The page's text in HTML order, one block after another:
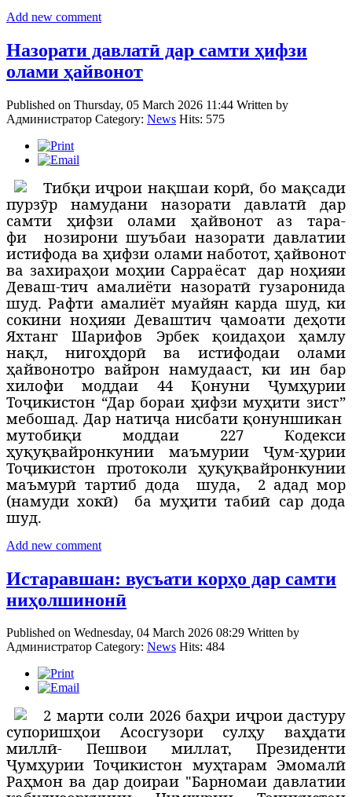
Add new comment
Назорати давлатӣ дар самти ҳифзи
олами ҳайвонот
Published on Thursday, 05 March 2026 11:44 Written by
Администратор Category: News Hits: 575
Тибқи иҷрои нақшаи корӣ, бо мақсади
пурзӯр намудани назорати давлатӣ дар
самти ҳифзи олами ҳайвонот аз тара-
фи нозирони шуъбаи назорати давлатии
истифода ва ҳифзи олами наботот, ҳайвонот
ва захираҳои моҳии Сарраёсат дар ноҳияи
Деваш-тич амалиёти назоратӣ гузаронида
шуд. Рафти амалиёт муайян карда шуд, ки
сокини ноҳияи Деваштич ҷамоати деҳоти
Яхтанг Шарифов Эрбек қоидаҳои ҳамлу
нақл, нигоҳдорӣ ва истифодаи олами
ҳайвонотро вайрон намудааст, ки ин бар
хилофи моддаи 44 Қонуни Ҷумҳурии
Тоҷикистон “Дар бораи ҳифзи муҳити зист”
мебошад. Дар натиҷа нисбати қонуншикан
мутобиқи моддаи 227 Кодекси
ҳуқуқвайронкунии маъмурии Ҷум-ҳурии
Тоҷикистон протоколи ҳуқуқвайронкунии
маъмурӣ тартиб дода
шуда,
2 адад мор
(намуди хокӣ)
ба муҳити табиӣ сар дода
шуд.
Add new comment
Истаравшан: вусъати корҳо дар самти
ниҳолшинонӣ
Published on Wednesday, 04 March 2026 08:29 Written by
Администратор Category: News Hits: 484
2 марти соли 2026 баҳри иҷрои дастуру
супоришҳои Асосгузори сулҳу ваҳдати
миллӣ- Пешвои миллат, Президенти
Ҷумҳурии Тоҷикистон муҳтарам Эмомалӣ
Раҳмон ва дар доираи "Барномаи давлатии